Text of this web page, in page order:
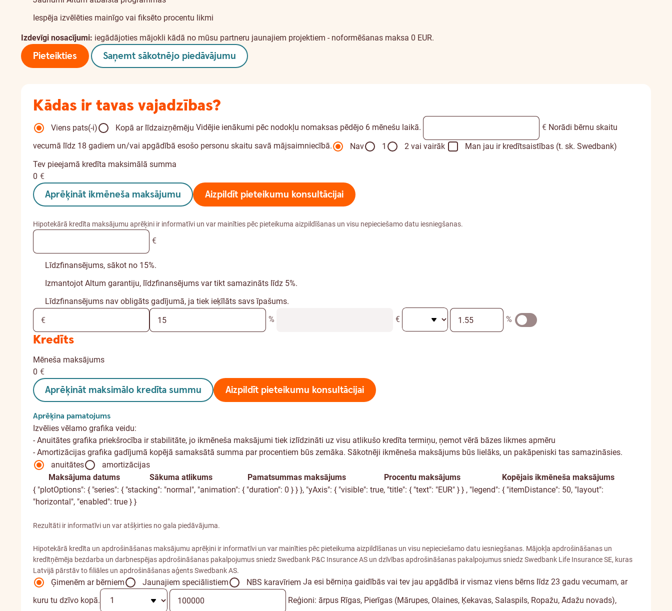
Iespēja izvēlēties mainīgo vai fiksēto procentu likmi
Izdevīgi nosacījumi: iegādājoties mājokli kādā no mūsu partneru jaunajiem projektiem - noformēšanas maksa 0 EUR.
Pieteikties Saņemt sākotnējo piedāvājumu
Kādas ir tavas vajadzības?
Viens pats(-i) Kopā ar līdzaizņēmēju Vidējie ienākumi pēc nodokļu nomaksas pēdējo 6 mēnešu laikā. € Norādi bērnu skaitu
vecumā līdz 18 gadiem un/vai apgādībā esošo personu skaitu savā mājsaimniecībā.
Nav 1 2 vai vairāk
Man jau ir kredītsaistības (t. sk. Swedbank)
Tev pieejamā kredīta maksimālā summa
0 €
Aprēķināt ikmēneša maksājumu Aizpildīt pieteikumu konsultācijai
Hipotekārā kredīta maksājumu aprēķini ir informatīvi un var mainīties pēc pieteikuma aizpildīšanas un visu nepieciešamo datu iesniegšanas.
€
Līdzfinansējums, sākot no 15%.
Izmantojot Altum garantiju, līdzfinansējums var tikt samazināts līdz 5%.
Līdzfinansējums nav obligāts gadījumā, ja tiek ieķīlāts savs īpašums.
%
€ %
Kredīts
Mēneša maksājums
0 €
Aprēķināt maksimālo kredīta summu Aizpildīt pieteikumu konsultācijai
Aprēķina pamatojums
Izvēlies vēlamo grafika veidu:
- Anuitātes grafika priekšrocība ir stabilitāte, jo ikmēneša maksājumi tiek izlīdzināti uz visu atlikušo kredīta termiņu, ņemot vērā bāzes likmes apmēru
- Amortizācijas grafika gadījumā kopējā samaksātā summa par procentiem būs zemāka. Sākotnēji ikmēneša maksājums būs lielāks, un pakāpeniski tas samazināsies.
anuitātes
amortizācijas
Maksājuma datums
Sākuma atlikums Pamatsummas maksājums Procentu maksājums
Kopējais ikmēneša maksājums
{ "plotOptions": { "series": { "stacking": "normal", "animation": { "duration": 0 } } }, "yAxis": { "visible": true, "title": { "text": "EUR" } } , "legend": { "itemDistance": 50, "layout":
"horizontal", "enabled": true } }
Rezultāti ir informatīvi un var atšķirties no gala piedāvājuma.
Hipotekārā kredīta un apdrošināšanas maksājumu aprēķini ir informatīvi un var mainīties pēc pieteikuma aizpildīšanas un visu nepieciešamo datu iesniegšanas. Mājokļa apdrošināšanas un
kredītņēmēja bezdarba un darbnespējas apdrošināšanas pakalpojumus sniedz Swedbank P&C Insurance AS un dzīvības apdrošināšanas pakalpojumus sniedz Swedbank Life Insurance SE, kuras
Latvijā pārstāv to filiāles un apdrošināšanas aģents Swedbank AS.
Ģimenēm ar bērniem Jaunajiem speciālistiem NBS karavīriem Ja esi bērniņa gaidībās vai tev jau apgādībā ir vismaz viens bērns līdz 23 gadu vecumam, ar
kuru tu dzīvo kopā.
Reģioni: ārpus Rīgas, Pierīgas (Mārupes, Olaines, Ķekavas, Salaspils, Ropažu, Ādažu novads),